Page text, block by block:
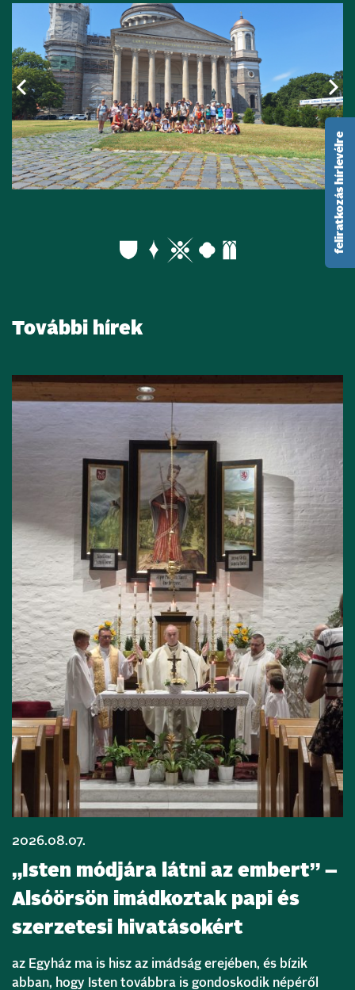
További hírek
2026.08.07.
„Isten módjára látni az embert” –
Alsóörsön imádkoztak papi és
szerzetesi hivatásokért
az Egyház ma is hisz az imádság erejében, és bízik
abban, hogy Isten továbbra is gondoskodik népéről
feliratkozás hírlevélre